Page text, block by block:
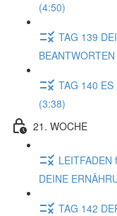
(4:50)
TAG 139
TAG 140 ES
(3:38)
21. WOCHE
DEINE
TAG 142